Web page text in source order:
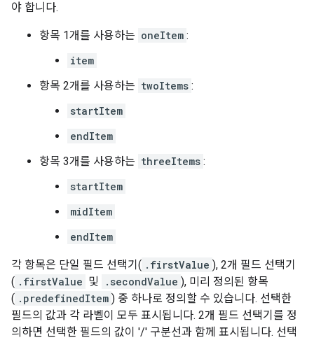
야 합니다.
항목 1개를 사용하는 oneItem :
item
항목 2개를 사용하는 twoItems :
startItem
endItem
항목 3개를 사용하는 threeItems :
startItem
midItem
endItem
각 항목은 단일 필드 선택기( .firstValue ), 2개 필드 선택기
( .firstValue 및 .secondValue ), 미리 정의된 항목
( .predefinedItem ) 중 하나로 정의할 수 있습니다. 선택한
필드의 값과 각 라벨이 모두 표시됩니다. 2개 필드 선택기를 정
의하면 선택한 필드의 값이 '/' 구분선과 함께 표시됩니다. 선택